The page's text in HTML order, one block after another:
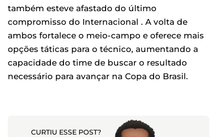
também esteve afastado do último
compromisso do Internacional . A volta de
ambos fortalece o meio-campo e oferece mais
opções táticas para o técnico, aumentando a
capacidade do time de buscar o resultado
necessário para avançar na Copa do Brasil.
CURTIU ESSE POST?